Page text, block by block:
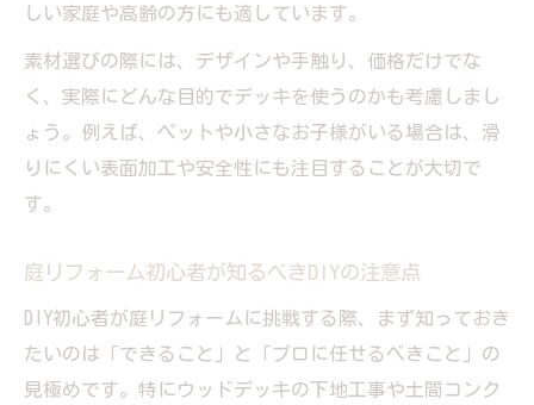
しい家庭や高齢の方にも適しています。
素材選びの際には、デザインや手触り、価格だけでな
く、実際にどんな目的でデッキを使うのかも考慮しまし
ょう。例えば、ペットや小さなお子様がいる場合は、滑
りにくい表面加工や安全性にも注目することが大切で
す。
庭リフォーム初心者が知るべきDIYの注意点
DIY初心者が庭リフォームに挑戦する際、まず知っておき
たいのは「できること」と「プロに任せるべきこと」の
見極めです。特にウッドデッキの下地工事や土間コンク